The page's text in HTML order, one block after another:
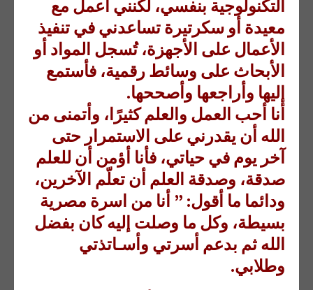
التكنولوجية بنفسي، لكنني أعمل مع
معيدة أو سكرتيرة تساعدني في تنفيذ
الأعمال على الأجهزة، تُسجل المواد أو
الأبحاث على وسائط رقمية، فأستمع
إليها وأراجعها وأصححها.
أنا أحب العمل والعلم كثيرًا، وأتمنى من
الله أن يقدرني على الاستمرار حتى
آخر يوم في حياتي، فأنا أؤمن أن للعلم
صدقة، وصدقة العلم أن تعلّم الآخرين،
ودائما ما أقول: ” أنا من اسرة مصرية
بسيطة، وكل ما وصلت إليه كان بفضل
الله ثم بدعم أسرتي وأسـاتذتي
وطلابي.